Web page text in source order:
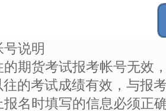
说明
的期货考试报考帐号无效
的考试成绩有效，与报
报名时填写的信息必须正